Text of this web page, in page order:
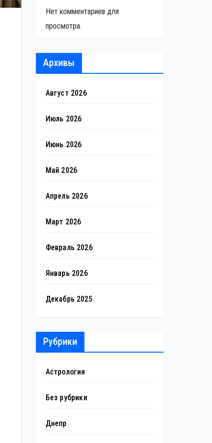
Нет комментариев для
просмотра.
Архивы
Август 2026
Июль 2026
Июнь 2026
Май 2026
Апрель 2026
Март 2026
Февраль 2026
Январь 2026
Декабрь 2025
Рубрики
Астрология
Без рубрики
Днепр